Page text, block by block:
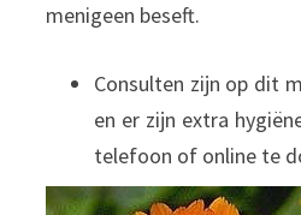
menigeen beseft.
Consulten zijn op dit
en er zijn extra
telefoon of online te